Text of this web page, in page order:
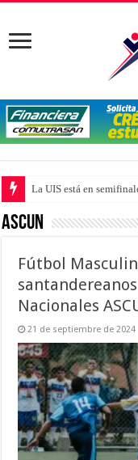
La UIS está en
ASCUN
Fútbol
Nacionales
21 de septiembre de 2024